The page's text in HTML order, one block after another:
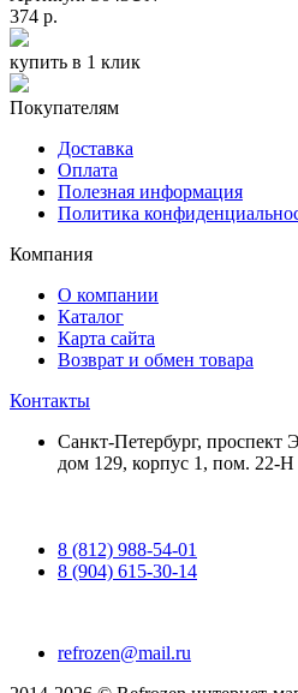
374 р.
купить в 1 клик
Покупателям
Доставка
Оплата
Полезная информация
Политика
Компания
О компании
Каталог
Карта сайта
Возврат и обмен товара
Контакты
Санкт-Петербург, проспект
дом 129, корпус 1, пом. 22-Н
8 (812) 988-54-01
8 (904) 615-30-14
refrozen@mail.ru